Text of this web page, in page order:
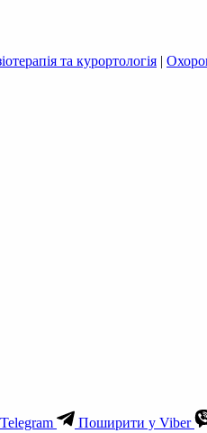
та курортологія |
Поширити у Viber